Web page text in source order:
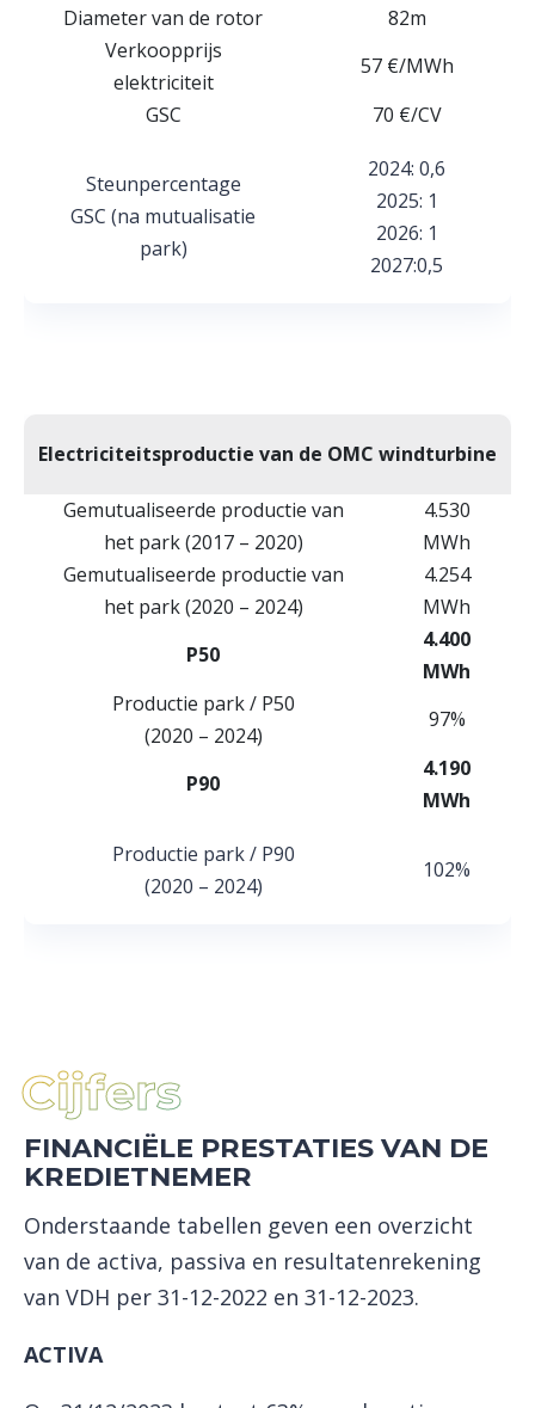
Diameter van de rotor
82m
Verkoopprijs
elektriciteit
57 €/MWh
GSC
70 €/CV
Steunpercentage
GSC (na mutualisatie
park)
2024: 0,6
2025: 1
2026: 1
2027:0,5
Electriciteitsproductie van de OMC windturbine
Gemutualiseerde productie van
het park (2017 – 2020)
4.530
MWh
Gemutualiseerde productie van
het park (2020 – 2024)
4.254
MWh
P50
4.400
MWh
Productie park / P50
(2020 – 2024)
97%
P90
4.190
MWh
Productie park / P90
(2020 – 2024)
102%
Cijfers
FINANCIËLE PRESTATIES VAN DE
KREDIETNEMER
Onderstaande tabellen geven een overzicht
van de activa, passiva en resultatenrekening
van VDH per 31-12-2022 en 31-12-2023.
ACTIVA